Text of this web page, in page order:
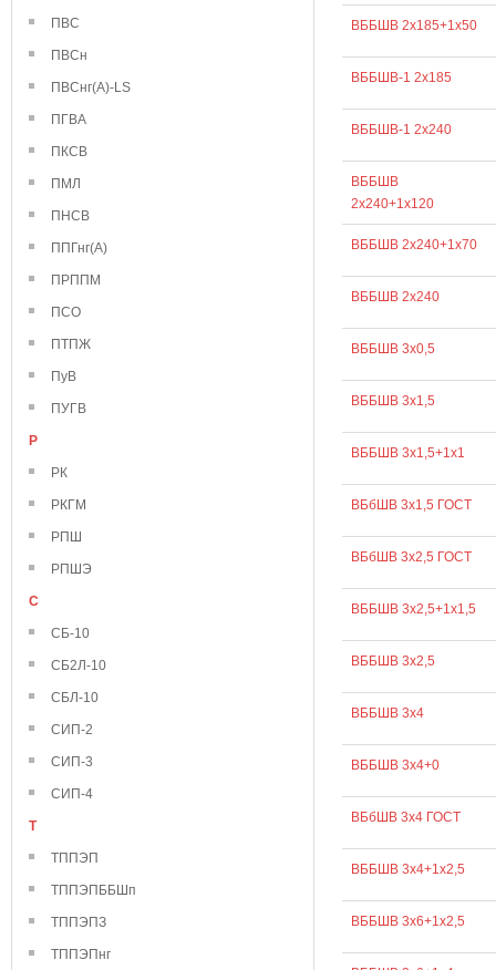
ПВС
ПВСн
ПВСнг(А)-LS
ПГВА
ПКСВ
ПМЛ
ПНСВ
ППГнг(А)
ПРППМ
ПСО
ПТПЖ
ПуВ
ПУГВ
Р
РК
РКГМ
РПШ
РПШЭ
С
СБ-10
СБ2Л-10
СБЛ-10
СИП-2
СИП-3
СИП-4
Т
ТППЭП
ТППЭПББШп
ТППЭПЗ
ТППЭПнг
ВББШВ 2х185+1х50
ВББШВ-1 2х185
ВББШВ-1 2х240
ВББШВ
2х240+1х120
ВББШВ 2х240+1х70
ВББШВ 2х240
ВББШВ 3х0,5
ВББШВ 3х1,5
ВББШВ 3х1,5+1х1
ВБбШВ 3х1,5 ГОСТ
ВБбШВ 3х2,5 ГОСТ
ВББШВ 3х2,5+1х1,5
ВББШВ 3х2,5
ВББШВ 3х4
ВББШВ 3х4+0
ВБбШВ 3х4 ГОСТ
ВББШВ 3х4+1х2,5
ВББШВ 3х6+1х2,5